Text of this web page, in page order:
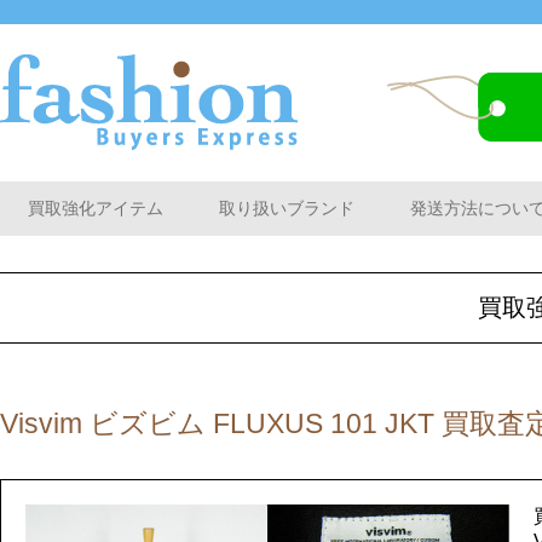
買取強化アイテム 取り扱いブランド 発送方法につい
買取
Visvim ビズビム FLUXUS 101 JKT 買取査